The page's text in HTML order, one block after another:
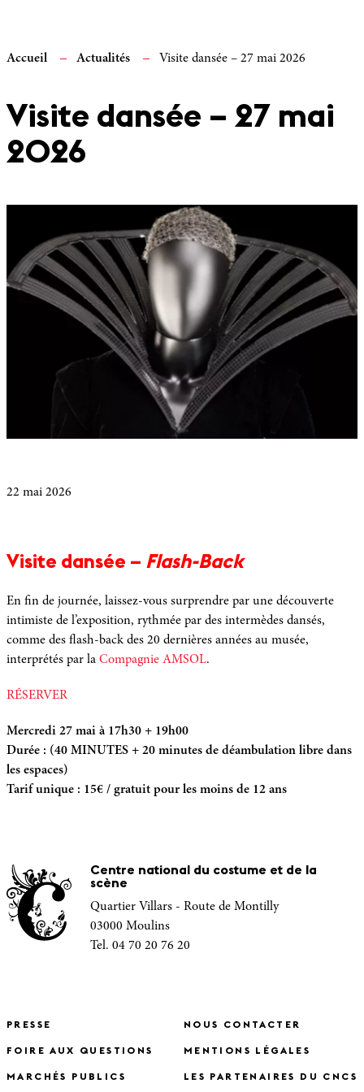
Accueil Actualités Visite dansée – 27 mai 2026
Visite dansée – 27 mai
2026
22 mai 2026
Visite dansée – Flash-Back
En fin de journée, laissez-vous surprendre par une découverte
intimiste de l’exposition, rythmée par des intermèdes dansés,
comme des flash-back des 20 dernières années au musée,
interprétés par la Compagnie AMSOL.
RÉSERVER
Mercredi 27 mai à 17h30 + 19h00
Durée : (40 MINUTES + 20 minutes de déambulation libre dans
les espaces)
Tarif unique : 15€ / gratuit pour les moins de 12 ans
Centre national du costume et de la
scène
Quartier Villars - Route de Montilly
03000 Moulins
Tel. 04 70 20 76 20
PRESSE
FOIRE AUX QUESTIONS
MARCHÉS PUBLICS
NOUS CONTACTER
MENTIONS LÉGALES
LES PARTENAIRES DU CNCS